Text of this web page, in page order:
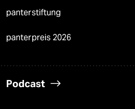
panterstiftung
panterpreis 2026
Podcast